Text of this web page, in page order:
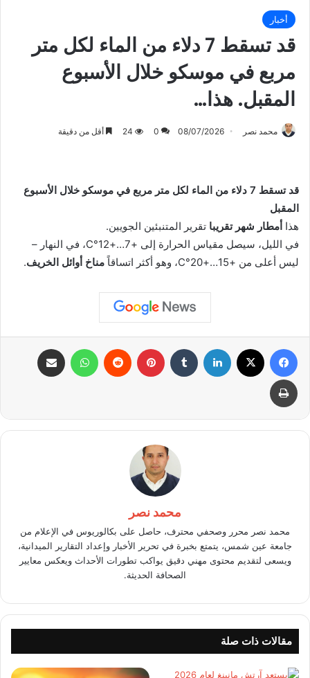
أخبار
قد تسقط 7 دلاء من الماء لكل متر
مربع في موسكو خلال الأسبوع
المقبل. هذا…
محمد نصر 08/07/2026
0
24 أقل من دقيقة
قد تسقط 7 دلاء من الماء لكل متر مربع في موسكو خلال الأسبوع
المقبل
هذا أمطار شهر تقريبا تقرير المتنبئين الجويين.
في الليل، سيصل مقياس الحرارة إلى +7…+12°C، في النهار –
ليس أعلى من +15…+20°C، وهو أكثر اتساقاً
مناخ أوائل الخريف.
فيسبوك لينكدإن بينتيريست واتساب
طباعة
محمد نصر
محمد نصر محرر وصحفي محترف، حاصل على بكالوريوس في الإعلام من
جامعة عين شمس، يتمتع بخبرة في تحرير الأخبار وإعداد التقارير الميدانية،
ويسعى لتقديم محتوى مهني دقيق يواكب تطورات الأحداث ويعكس معايير
الصحافة الحديثة.
مقالات ذات صلة